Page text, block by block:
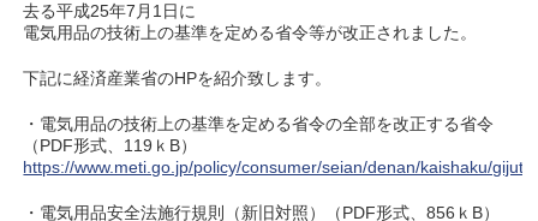
去る平成25年7月1日に
電気用品の技術上の基準を定める省令等が改正されました。
下記に経済産業省のHPを紹介致します。
・電気用品の技術上の基準を定める省令の全部を改正する省令
（PDF形式、119ｋB）
https://www.meti.go.jp/policy/consumer/seian/denan/kaishaku/
・電気用品安全法施行規則（新旧対照）（PDF形式、856ｋB）